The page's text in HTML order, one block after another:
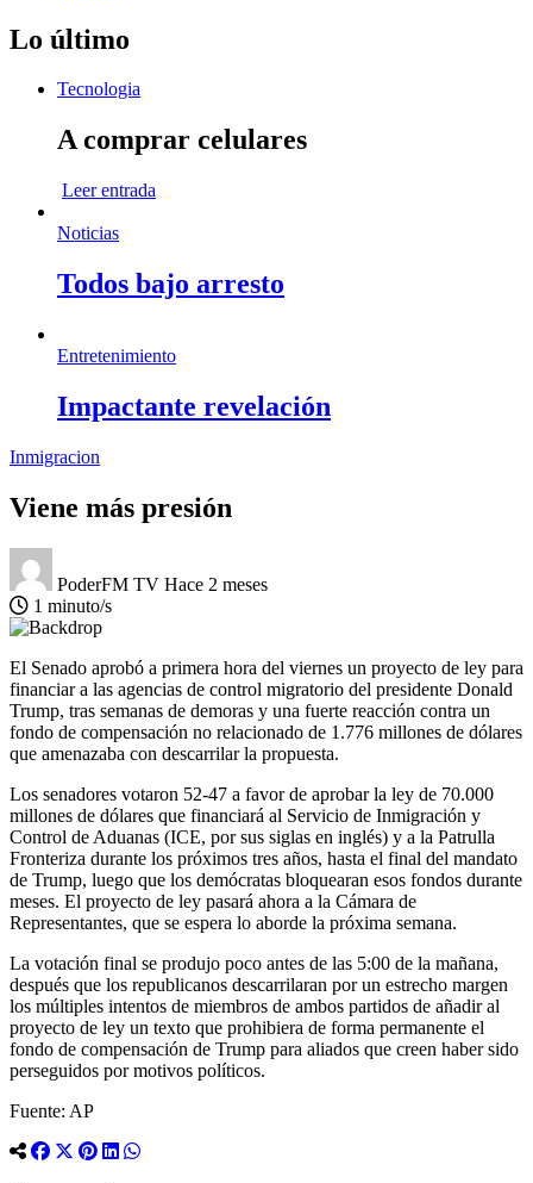
Lo último
Tecnologia
A comprar celulares
Leer entrada
Noticias
Todos bajo arresto
Entretenimiento
Impactante revelación
Inmigracion
Viene más presión
PoderFM TV Hace 2 meses
1 minuto/s
El Senado aprobó a primera hora del viernes un proyecto de ley para
financiar a las agencias de control migratorio del presidente Donald
Trump, tras semanas de demoras y una fuerte reacción contra un
fondo de compensación no relacionado de 1.776 millones de dólares
que amenazaba con descarrilar la propuesta.
Los senadores votaron 52-47 a favor de aprobar la ley de 70.000
millones de dólares que financiará al Servicio de Inmigración y
Control de Aduanas (ICE, por sus siglas en inglés) y a la Patrulla
Fronteriza durante los próximos tres años, hasta el final del mandato
de Trump, luego que los demócratas bloquearan esos fondos durante
meses. El proyecto de ley pasará ahora a la Cámara de
Representantes, que se espera lo aborde la próxima semana.
La votación final se produjo poco antes de las 5:00 de la mañana,
después que los republicanos descarrilaran por un estrecho margen
los múltiples intentos de miembros de ambos partidos de añadir al
proyecto de ley un texto que prohibiera de forma permanente el
fondo de compensación de Trump para aliados que creen haber sido
perseguidos por motivos políticos.
Fuente: AP